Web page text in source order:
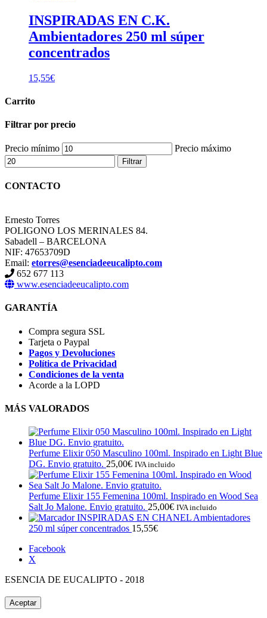
INSPIRADAS EN C.K.
Ambientadores 250 ml súper
concentrados
15,55€
Carrito
Filtrar por precio
Precio mínimo Precio máximo
Filtrar
CONTACTO
Ernesto Torres
POLIGONO LOS MERINALES 84.
Sabadell – BARCELONA
NIF: 47653709D
Email: etorres@esenciadeeucalipto.com
652 677 113
www.esenciadeeucalipto.com
GARANTÍA
Compra segura SSL
Tarjeta o Paypal
Pagos y Devoluciones
Política de Privacidad
Condiciones de la venta
Acorde a la LOPD
MÁS VALORADOS
Perfume Elixir 050 Masculino 100ml. Inspirado en Light Blue
DG. Envio gratuito. 25,00€ IVA incluido
Perfume Elixir 155 Femenina 100ml. Inspirado en Wood Sea
Salt Jo Malone. Envio gratuito. 25,00€ IVA incluido
INSPIRADAS EN CHANEL Ambientadores
250 ml súper concentrados 15,55€
Facebook
X
ESENCIA DE EUCALIPTO - 2018
Aceptar